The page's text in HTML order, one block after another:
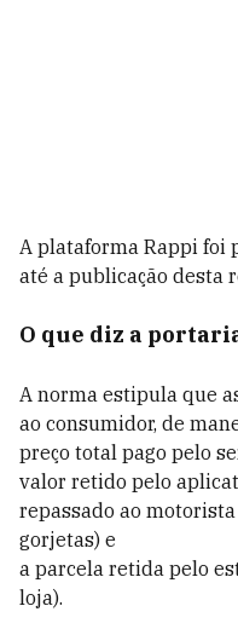
A plataforma Rappi foi
até a publicação desta
O que diz a
A norma estipula que
ao consumidor, de
preço total pago pelo
valor retido pelo
repassado ao
gorjetas) e
a parcela retida pelo
loja).